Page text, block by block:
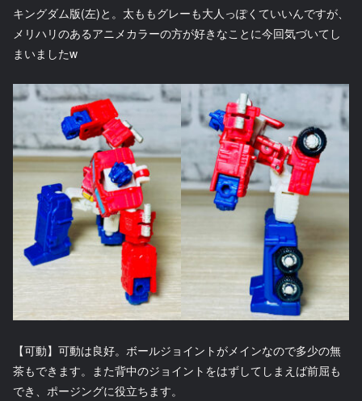
キングダム版(左)と。太ももグレーも大人っぽくていいんですが、
メリハリのあるアニメカラーの方が好きなことに今回気づいてし
まいましたw
【可動】可動は良好。ボールジョイントがメインなので多少の無
茶もできます。また背中のジョイントをはずしてしまえば前屈も
でき、ポージングに役立ちます。